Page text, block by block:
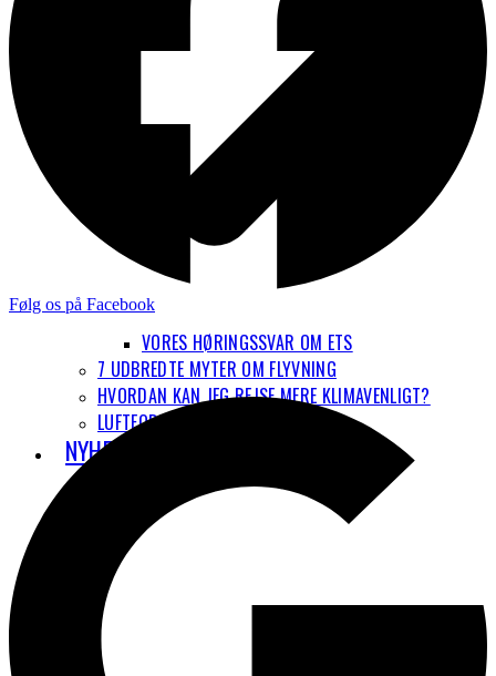
VORES HØRINGSSVAR OM ETS
7 UDBREDTE MYTER OM FLYVNING
HVORDAN KAN JEG REJSE MERE KLIMAVENLIGT?
LUFTFORURENING
NYHEDER
Følg os på Facebook